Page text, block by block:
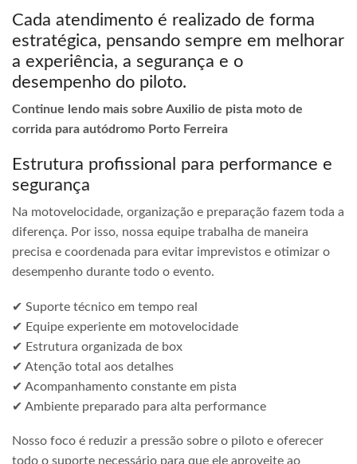
Cada atendimento é realizado de forma
estratégica, pensando sempre em melhorar
a experiência, a segurança e o
desempenho do piloto.
Continue lendo mais sobre Auxilio de pista moto de
corrida para autódromo Porto Ferreira
Estrutura profissional para performance e
segurança
Na motovelocidade, organização e preparação fazem toda a
diferença. Por isso, nossa equipe trabalha de maneira
precisa e coordenada para evitar imprevistos e otimizar o
desempenho durante todo o evento.
✔ Suporte técnico em tempo real
✔ Equipe experiente em motovelocidade
✔ Estrutura organizada de box
✔ Atenção total aos detalhes
✔ Acompanhamento constante em pista
✔ Ambiente preparado para alta performance
Nosso foco é reduzir a pressão sobre o piloto e oferecer
todo o suporte necessário para que ele aproveite ao